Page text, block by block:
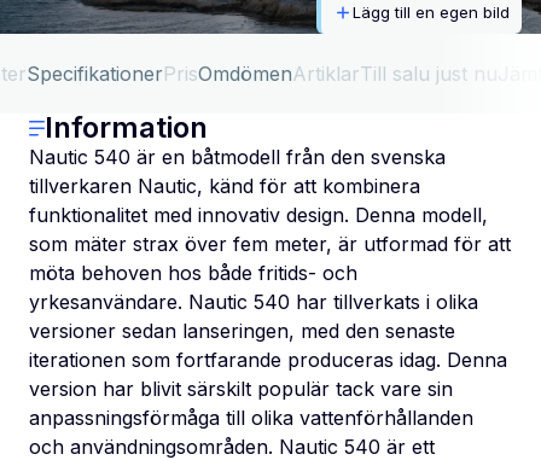
Lägg till en egen bild
SpecifikationerPrisOmdömenArtiklarTill salu just nu
Information
Nautic 540 är en båtmodell från den svenska
tillverkaren Nautic, känd för att kombinera
funktionalitet med innovativ design. Denna modell,
som mäter strax över fem meter, är utformad för att
möta behoven hos både fritids- och
yrkesanvändare. Nautic 540 har tillverkats i olika
versioner sedan lanseringen, med den senaste
iterationen som fortfarande produceras idag. Denna
version har blivit särskilt populär tack vare sin
anpassningsförmåga till olika vattenförhållanden
och användningsområden. Nautic 540 är ett